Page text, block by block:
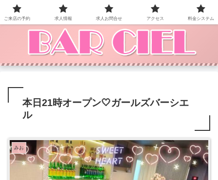
BAR CIEL！ご来店お待ちしています。
本日21時オープン‎🤍ガールズバーシエ
ル
みお
ご来店の予約 求人情報 求人お問合せ アクセス 料金システム